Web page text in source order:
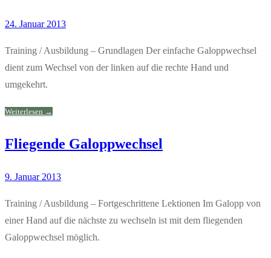
24. Januar 2013
Training / Ausbildung – Grundlagen Der einfache Galoppwechsel
dient zum Wechsel von der linken auf die rechte Hand und
umgekehrt.
Weiterlesen →
Fliegende Galoppwechsel
9. Januar 2013
Training / Ausbildung – Fortgeschrittene Lektionen Im Galopp von
einer Hand auf die nächste zu wechseln ist mit dem fliegenden
Galoppwechsel möglich.